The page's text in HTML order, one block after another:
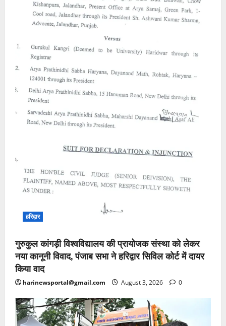
हरिद्वार
गुरुकुल कांगड़ी विश्वविद्यालय की प्रायोजक संस्था को लेकर
नया कानूनी विवाद, पंजाब सभा ने हरिद्वार सिविल कोर्ट में दायर
किया वाद
harinewsportal@gmail.com August 3, 2026 0